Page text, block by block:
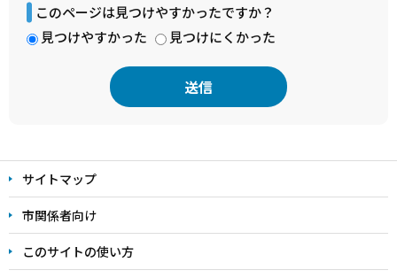
このページは見つけやすかったですか？
見つけやすかった
見つけにくかった
文
こ
こ
ま
で
サイトマップ
市関係者向け
このサイトの使い方